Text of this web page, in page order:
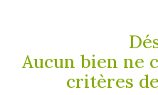
alerte
Aucun bien ne
critères